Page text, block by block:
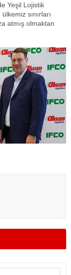
Yeşil Lojistik
sınırları
atmış olmaktan